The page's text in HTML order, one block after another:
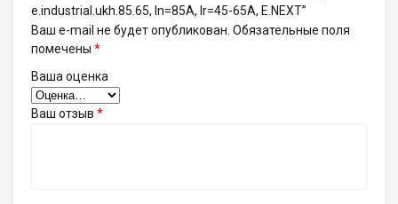
e.industrial.ukh.85.65, In=85А, Ir=45-65А, E.NEXT”
Ваш e-mail не будет опубликован. Обязательные поля
помечены *
Ваша оценка
Ваш отзыв *